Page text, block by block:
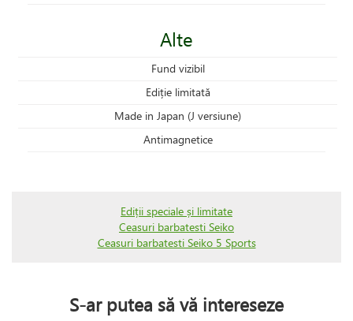
Alte
Fund vizibil
Ediție limitată
Made in Japan (J versiune)
Antimagnetice
Ediții speciale și limitate
Ceasuri barbatesti Seiko
Ceasuri barbatesti Seiko 5 Sports
S-ar putea să vă intereseze